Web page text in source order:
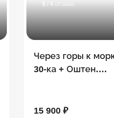
5 / 4 отзыва
Через горы к
30-ка + Оштен.
15 900 ₽